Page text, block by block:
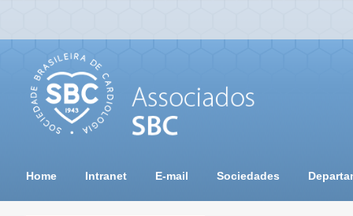
Home Intranet E-mail Sociedades